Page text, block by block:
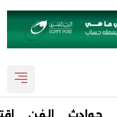
حوادث الفن